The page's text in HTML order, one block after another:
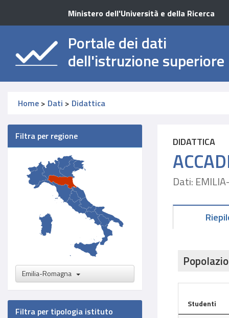
Ministero dell'Università e della Ricerca
Portale dei dati
dell'istruzione superiore
Home > Dati > Didattica
Filtra per regione
Emilia-Romagna
Filtra per tipologia istituto
DIDATTICA
Dati:
Studenti